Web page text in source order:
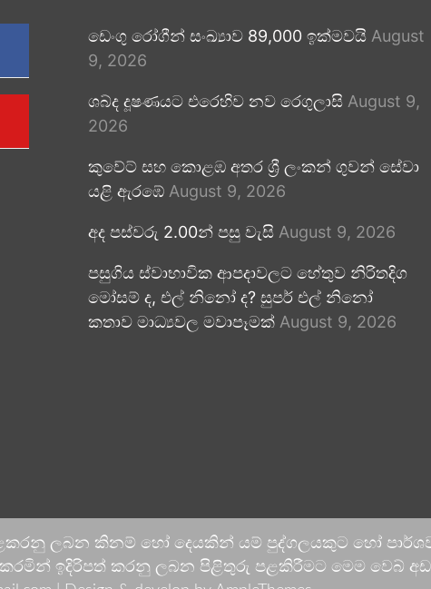
ඩෙංගු රෝගීන් සංඛ්‍යාව 89,000 ඉක්මවයි August
9, 2026
ශබ්ද දූෂණයට එරෙහිව නව රෙගුලාසි August 9,
2026
කුවේට් සහ කොළඹ අතර ශ්‍රී ලංකන් ගුවන් සේවා
යළි ඇරඹේ August 9, 2026
අද පස්වරු 2.00න් පසු වැසි August 9, 2026
පසුගිය ස්වාභාවික ආපදාවලට හේතුව නිරිතදිග
මෝසම් ද, එල් නිනෝ ද? සුපර් එල් නිනෝ
කතාව මාධ්‍යවල මවාපෑමක් August 9, 2026
පළකරනු ලබන කිනම් හෝ දෙයකින් යම් පුද්ගලයකුට හෝ
ඉදිරිපත් කරනු ලබන පිළිතුරු පළකිරීමට මෙම වෙබ්